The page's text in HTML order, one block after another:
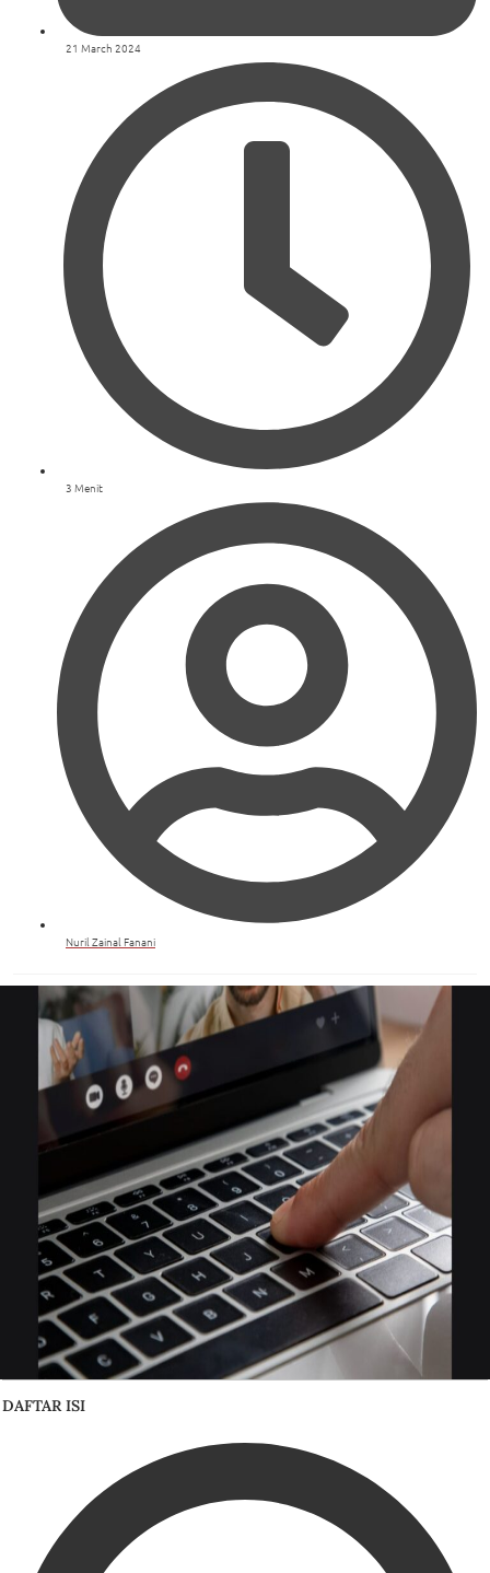
21 March 2024
3 Menit
Nuril Zainal Fanani
DAFTAR ISI